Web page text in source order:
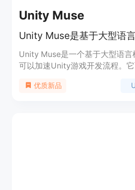
Unity Muse
Unity Muse是基于大型语
Unity Muse是一个基于大型语言
可以加速Unity游戏开发流程。
能包括:代码自动补全、Debug
优质新品